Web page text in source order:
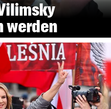
werden